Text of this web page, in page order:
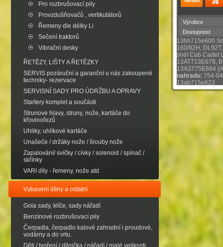
Pro rozbrušovací pily
Provzdušňovačů , vertikutátorů
Řemeny dle délky Li
Sečení traktorů
Vibrační desky
ŘETĚZY, LIŠTY A ŘETĚZKY
SERVIS pozáruční a garanční u nás zakoupené
techniky- rezervace
SERVISNÍ SADY PRO ÚDRŽBU A OPRAVY
Startery komplet a součásti
Strunove hlavy, struny, nože, kartáče do
křovinořezů
Uhliky, uhlíkové kartáče
Unašeče / držáky nože / šrouby nože
Zapalování/ svíčky / cívky / solenoid / spínač /
skřínky
VARI díly - řemeny, nože atd.
Vybavení dílny a ostatní
Gola sady, klíče, sady nářadí
Benzínové rozbrušovací pily
Čerpadla, čerpadlo kalové zahradní i proudové,
vodárny a do vrtu.
Děti / tvoření / dílnička / nářadí / malé velikosti
Výrobce
Dostupnost
13hh715e600
160/92H,
jiné! Cub Cadet
13AT713E678,
13A3775E684
nahradu: 754-
13ab715e623